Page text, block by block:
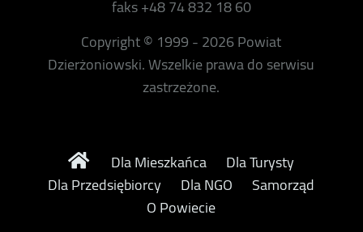
faks +48 74 832 18 60
Copyright © 1999 - 2026 Powiat
Dzierżoniowski. Wszelkie prawa do serwisu
zastrzeżone.
Dla Mieszkańca
Dla Turysty
Dla Przedsiębiorcy
Dla NGO
Samorząd
O Powiecie